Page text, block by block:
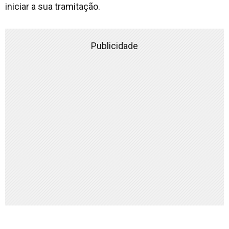
iniciar a sua tramitação.
Publicidade